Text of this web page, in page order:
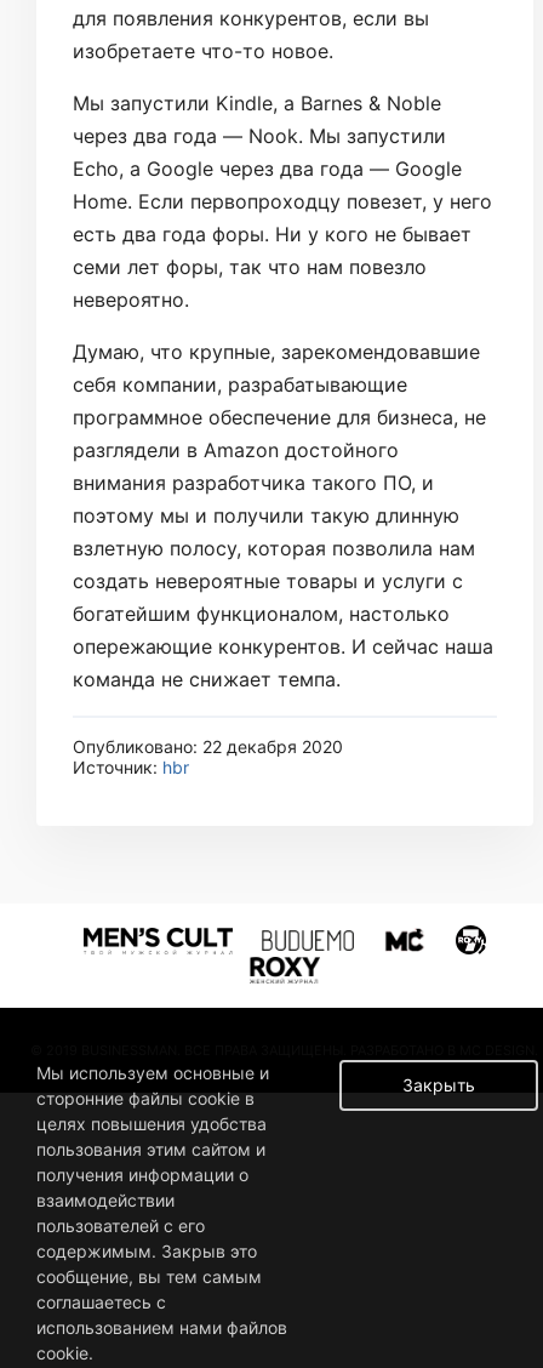
для появления конкурентов, если вы
изобретаете что-то новое.
Мы запустили Kindle, а Barnes & Noble
через два года — Nook. Мы запустили
Echo, а Google через два года — Google
Home. Если первопроходцу повезет, у него
есть два года форы. Ни у кого не бывает
семи лет форы, так что нам повезло
невероятно.
Думаю, что крупные, зарекомендовавшие
себя компании, разрабатывающие
программное обеспечение для бизнеса, не
разглядели в Amazon достойного
внимания разработчика такого ПО, и
поэтому мы и получили такую длинную
взлетную полосу, которая позволила нам
создать невероятные товары и услуги с
богатейшим функционалом, настолько
опережающие конкурентов. И сейчас наша
команда не снижает темпа.
Опубликовано: 22 декабря 2020
Источник: hbr
Закрыть
Мы используем основные и
сторонние файлы cookie в
целях повышения удобства
пользования этим сайтом и
получения информации о
взаимодействии
пользователей с его
содержимым. Закрыв это
сообщение, вы тем самым
соглашаетесь с
использованием нами файлов
cookie.